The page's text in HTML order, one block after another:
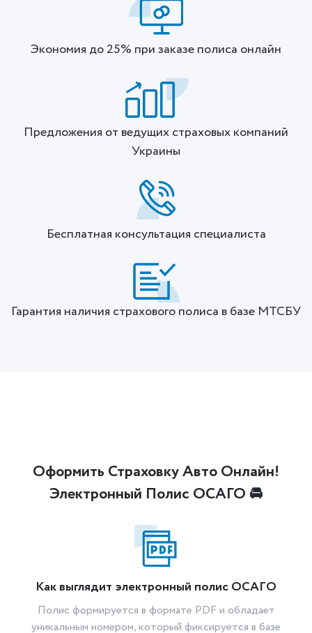
Экономия до 25% при заказе полиса онлайн
Предложения от ведущих страховых компаний
Украины
Бесплатная консультация специалиста
Гарантия наличия страхового полиса в базе МТСБУ
Оформить Страховку Авто Онлайн!
Электронный Полис ОСАГО 🚘
Как выглядит электронный полис ОСАГО
Полис формируется в формате PDF и обладает
уникальным номером, который фиксируется в базе